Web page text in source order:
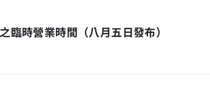
臨時營業時間（八月五日發布）